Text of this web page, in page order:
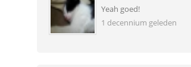
Yeah goed!
1 decennium geleden